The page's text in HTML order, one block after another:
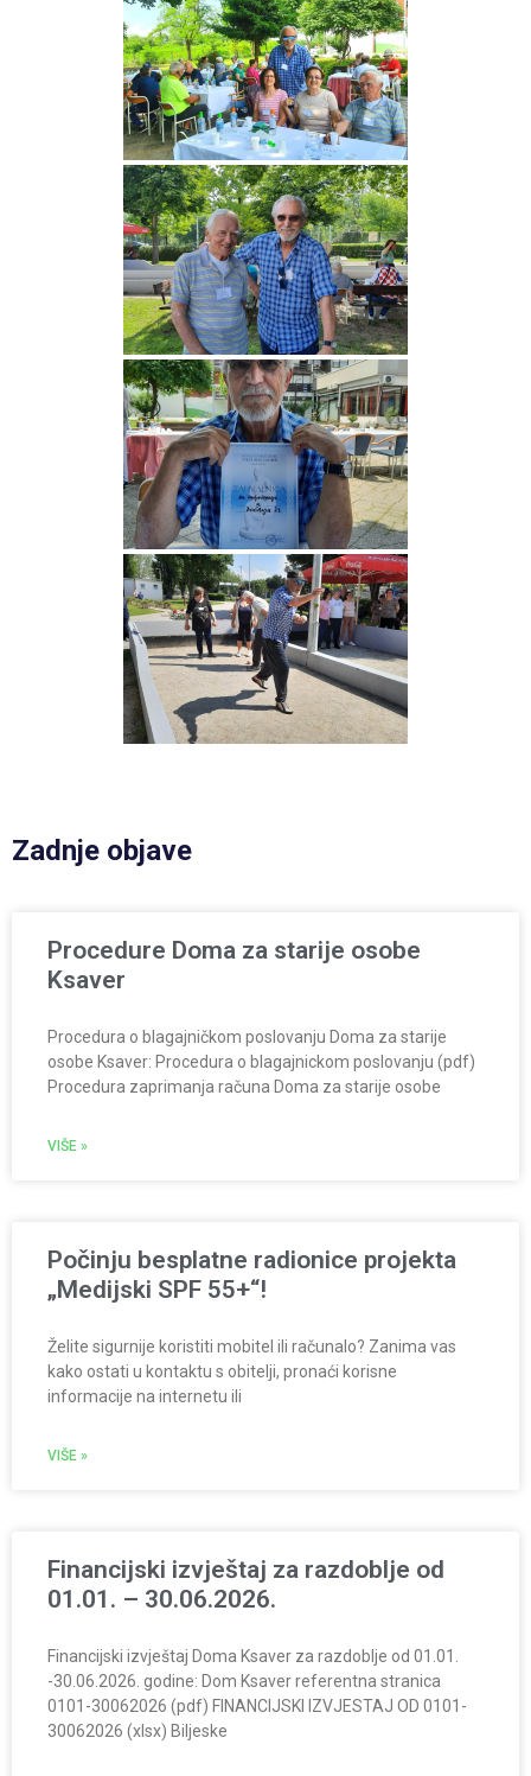
Zadnje objave
Procedure Doma za starije osobe
Ksaver
Procedura o blagajničkom poslovanju Doma za starije
osobe Ksaver: Procedura o blagajnickom poslovanju (pdf)
Procedura zaprimanja računa Doma za starije osobe
VIŠE »
Počinju besplatne radionice projekta
„Medijski SPF 55+“!
Želite sigurnije koristiti mobitel ili računalo? Zanima vas
kako ostati u kontaktu s obitelji, pronaći korisne
informacije na internetu ili
VIŠE »
Financijski izvještaj za razdoblje od
01.01. – 30.06.2026.
Financijski izvještaj Doma Ksaver za razdoblje od 01.01.
-30.06.2026. godine: Dom Ksaver referentna stranica
0101-30062026 (pdf) FINANCIJSKI IZVJESTAJ OD 0101-
30062026 (xlsx) Biljeske